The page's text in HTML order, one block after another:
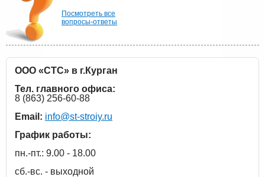
Посмотреть все
вопросы-ответы
ООО «СТС» в г.Курган
Тел. главного офиса:
8 (863) 256-60-88
Email: info@st-stroiy.ru
График работы:
пн.-пт.: 9.00 - 18.00
сб.-вс. - выходной